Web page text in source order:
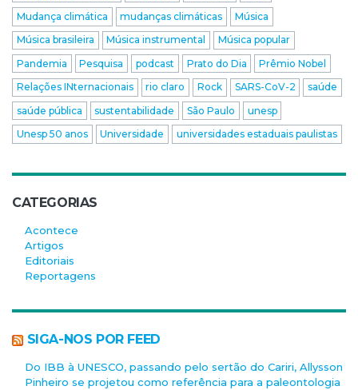
Mudança climática
mudanças climáticas
Música
Música brasileira
Música instrumental
Música popular
Pandemia
Pesquisa podcast Prato do Dia
Prêmio Nobel
Relações INternacionais
rio claro Rock SARS-CoV-2
saúde
saúde pública
sustentabilidade São Paulo
unesp
Unesp 50 anos
Universidade universidades estaduais paulistas
CATEGORIAS
Acontece
Artigos
Editoriais
Reportagens
SIGA-NOS POR FEED
Do IBB à UNESCO, passando pelo sertão do Cariri, Allysson
Pinheiro se projetou como referência para a paleontologia